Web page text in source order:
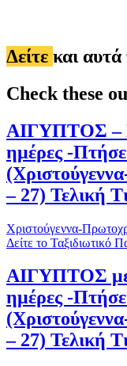
Δείτε και
Check these
ΑΙΓΥΠΤΟΣ –
ημέρες -
– 27) Τελική
Χριστούγεννα-
Δείτε το Ταξιδιωτικό
ΑΙΓΥΠΤΟΣ με
ημέρες -
– 27) Τελική